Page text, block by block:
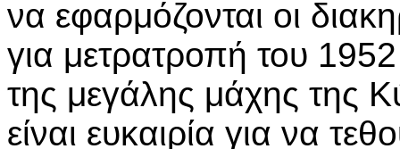
να εφαρμόζονται οι
για μετρατροπή του
της μεγάλης μάχης της
είναι ευκαιρία για να